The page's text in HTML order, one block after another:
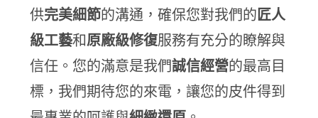
供完美細節的溝通，確保您對我們的 匠人
級工藝和原廠級修復服務有充分的瞭解與
信任。您的滿意是我們誠信經營的最高目
標，我們期待您的來電，讓您的皮件得到